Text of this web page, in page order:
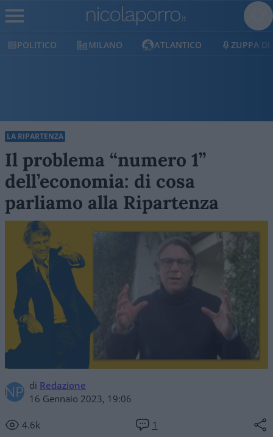
POLITICO MILANO ATLANTICO ZUPPA DI
LA RIPARTENZA
Il problema “numero 1”
dell’economia: di cosa
parliamo alla Ripartenza
di Redazione
16 Gennaio 2023, 19:06
4.6k 1